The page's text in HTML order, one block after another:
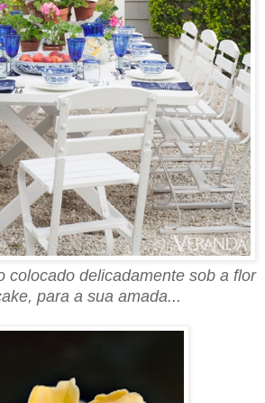
colocado delicadamente sob a flor
para a sua amada...